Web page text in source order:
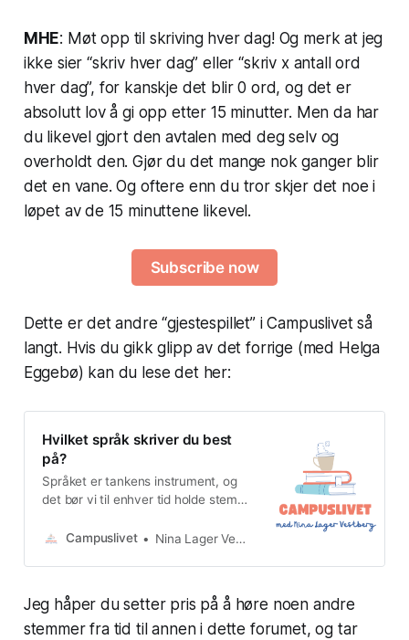
MHE: Møt opp til skriving hver dag! Og merk at jeg
ikke sier “skriv hver dag” eller “skriv x antall ord
hver dag”, for kanskje det blir 0 ord, og det er
absolutt lov å gi opp etter 15 minutter. Men da har
du likevel gjort den avtalen med deg selv og
overholdt den. Gjør du det mange nok ganger blir
det en vane. Og oftere enn du tror skjer det noe i
løpet av de 15 minuttene likevel.
Subscribe now
Dette er det andre “gjestespillet” i Campuslivet så
langt. Hvis du gikk glipp av det forrige (med Helga
Eggebø) kan du lese det her:
Hvilket språk skriver du best
på?
Språket er tankens instrument, og
det bør vi til enhver tid holde stemt.
multiinstrumentalister. Uansett hvor
gitar. For ikke å snakke om en
tuba…
Campuslivet Nina Lager Vestberg
Jeg håper du setter pris på å høre noen andre
stemmer fra tid til annen i dette forumet, og tar